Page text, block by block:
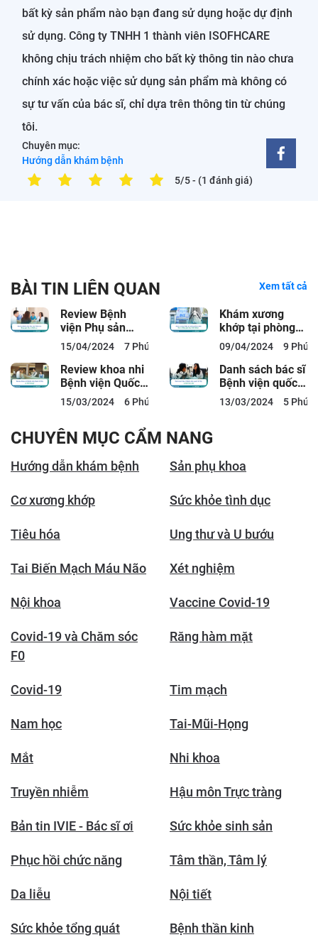
bất kỳ sản phẩm nào bạn đang sử dụng hoặc dự định
sử dụng. Công ty TNHH 1 thành viên ISOFHCARE
không chịu trách nhiệm cho bất kỳ thông tin nào chưa
chính xác hoặc việc sử dụng sản phẩm mà không có
sự tư vấn của bác sĩ, chỉ dựa trên thông tin từ chúng
tôi.
Chuyên mục:
Hướng dẫn khám bệnh
5/5- (1 đánh giá)
BÀI TIN LIÊN QUAN Xem tất cả
Review Bệnh
viện Phụ sản
Thiện An: Bảng
giá, Bác sĩ, Dịch
vụ
15/04/2024 7 Phút đọc
Khám xương
khớp tại phòng
khám ACC: Bác
sĩ, Bảng giá,
Quy...
09/04/2024 9 Phút
Review khoa nhi
Bệnh viện Quốc
tế City có tốt
không?
15/03/2024 6 Phút đọc
Danh sách bác sĩ
Bệnh viện quốc
tế City và lịch
làm việc
13/03/2024 5 Phút
CHUYÊN MỤC CẨM NANG
Hướng dẫn khám bệnh Sản phụ khoa
Cơ xương khớp Sức khỏe tình dục
Tiêu hóa Ung thư và U bướu
Tai Biến Mạch Máu Não Xét nghiệm
Nội khoa Vaccine Covid-19
Covid-19 và Chăm sóc
F0
Răng hàm mặt
Covid-19 Tim mạch
Nam học Tai-Mũi-Họng
Mắt Nhi khoa
Truyền nhiễm Hậu môn Trực tràng
Bản tin IVIE - Bác sĩ ơi Sức khỏe sinh sản
Phục hồi chức năng Tâm thần, Tâm lý
Da liễu Nội tiết
Sức khỏe tổng quát Bệnh thần kinh